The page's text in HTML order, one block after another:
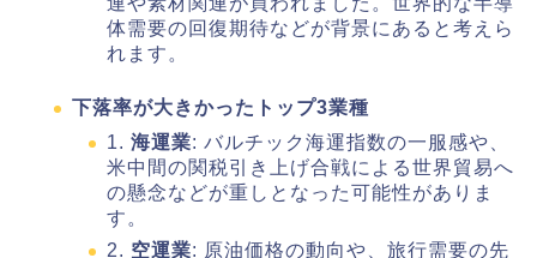
体需要の回復期待などが背景にあると考えら
れます。
下落率が大きかったトップ3業種
1. 海運業: バルチック海運指数の一服感や、
米中間の関税引き上げ合戦による世界貿易へ
の懸念などが重しとなった可能性がありま
す。
2. 空運業: 原油価格の動向や、旅行需要の先